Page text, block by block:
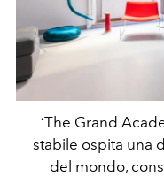
‘The Grand
stabile ospita una
del mondo,